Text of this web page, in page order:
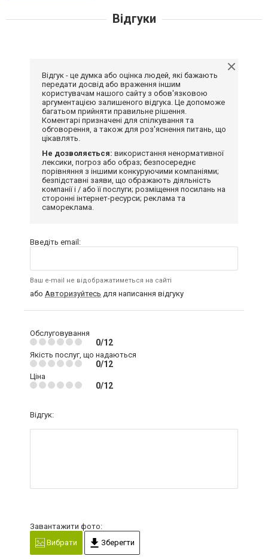
Відгуки
Відгук - це думка або оцінка людей, які бажають
передати досвід або враження іншим
користувачам нашого сайту з обов'язковою
аргументацією залишеного відгука. Це допоможе
багатьом прийняти правильне рішення.
Коментарі призначені для спілкування та
обговорення, а також для роз'яснення питань, що
цікавлять.
Не дозволяється: використання ненормативної
лексики, погроз або образ; безпосереднє
порівняння з іншими конкуруючими компаніями;
безпідставні заяви, що ображають діяльність
компанії і / або її послуги; розміщення посилань на
сторонні інтернет-ресурси; реклама та
самореклама.
Введіть email:
Ваш e-mail не відображатиметься на сайті
або Авторизуйтесь для написання відгуку
Обслуговування
0/12
Якість послуг, що надаються
0/12
Ціна
0/12
Відгук:
Завантажити фото:
Вибрати
Зберегти